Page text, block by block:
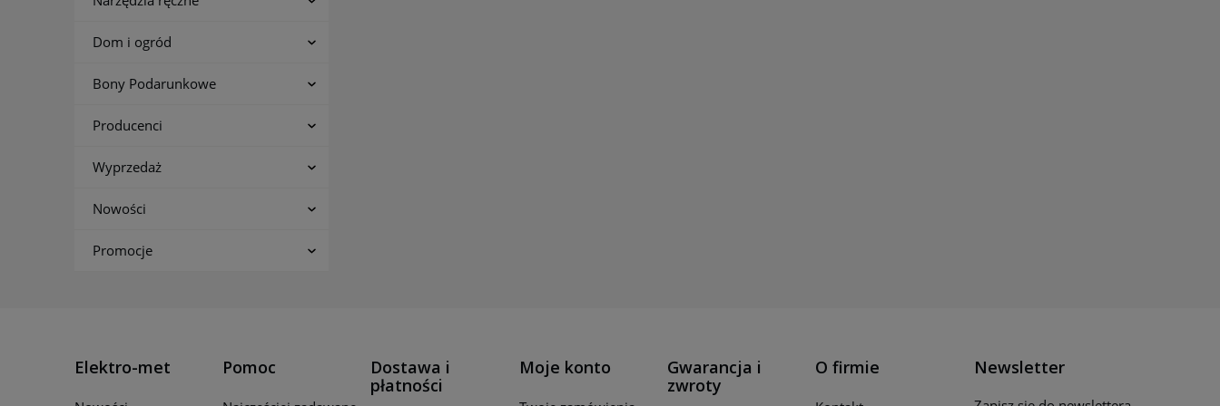
Dom i ogród
Bony Podarunkowe
Producenci
Wyprzedaż
Nowości
Promocje
Elektro-met Pomoc
Dostawa i
płatności
Moje konto
Gwarancja i
zwroty
O firmie Newsletter